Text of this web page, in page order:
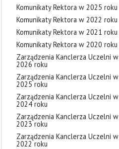
Komunikaty Rektora w 2025 roku
Komunikaty Rektora w 2022 roku
Komunikaty Rektora w 2021 roku
Komunikaty Rektora w 2020 roku
Zarządzenia Kanclerza Uczelni w
2026 roku
Zarządzenia Kanclerza Uczelni w
2025 roku
Zarządzenia Kanclerza Uczelni w
2024 roku
Zarządzenia Kanclerza Uczelni w
2023 roku
Zarządzenia Kanclerza Uczelni w
2022 roku